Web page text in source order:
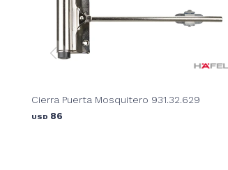
Cierra Puerta Mosquitero 931.32.629
USD 86